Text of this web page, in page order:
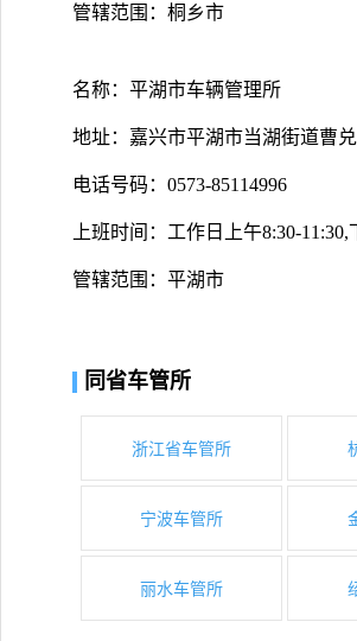
管辖范围：桐乡市
名称：平湖市车辆管理所
地址：嘉兴市平湖市当湖街道曹
电话号码：0573-85114996
上班时间：工作日上午8:30-11:30,
管辖范围：平湖市
同省车管所
浙江省车管所
宁波车管所
丽水车管所